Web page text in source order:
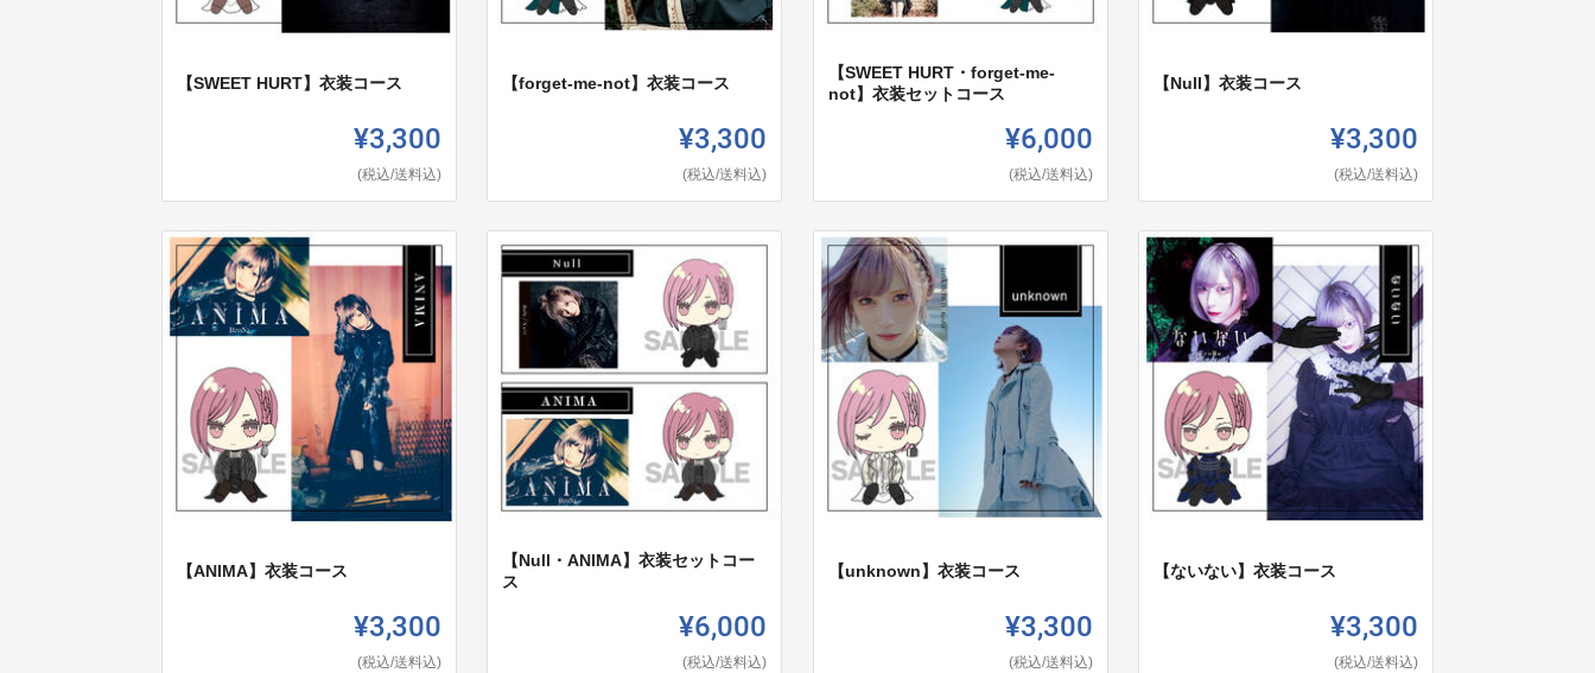
【SWEET HURT】衣装コース
¥3,300
(税込/送料込)
【forget-me-not】衣装コース
¥3,300
(税込/送料込)
【SWEET HURT・forget-me-
not】衣装セットコース
¥6,000
(税込/送料込)
【Null】衣装コース
¥3,300
(税込/送料込)
【ANIMA】衣装コース
¥3,300
(税込/送料込)
【Null・ANIMA】衣装セットコー
ス
¥6,000
(税込/送料込)
【unknown】衣装コース
¥3,300
(税込/送料込)
【ないない】衣装コース
¥3,300
(税込/送料込)